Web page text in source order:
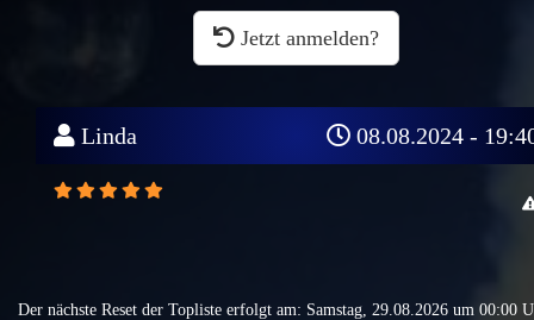
Jetzt anmelden?
Linda 08.08.2024 -
Der nächste Reset der Topliste erfolgt am: Samstag, 29.08.2026 um 00:00